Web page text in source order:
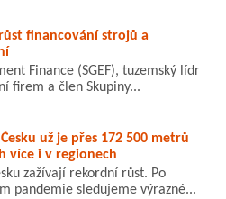
financování strojů a
Finance (SGEF), tuzemský lídr
firem a člen Skupiny...
už je přes 172 500 metrů
více i v regionech
zažívají rekordní růst. Po
pandemie sledujeme výrazné...